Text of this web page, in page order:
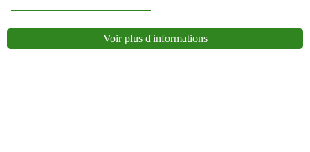
Voir plus d'informations